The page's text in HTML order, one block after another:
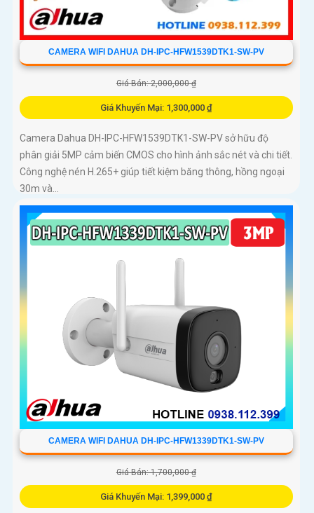
CAMERA WIFI DAHUA DH-IPC-HFW1539DTK1-SW-PV
Giá Bán: 2,000,000 ₫
Giá Khuyến Mại: 1,300,000 ₫
Camera Dahua DH-IPC-HFW1539DTK1-SW-PV sở hữu độ
phân giải 5MP cảm biến CMOS cho hình ảnh sắc nét và chi tiết.
Công nghệ nén H.265+ giúp tiết kiệm băng thông, hồng ngoại
30m và...
CAMERA WIFI DAHUA DH-IPC-HFW1339DTK1-SW-PV
Giá Bán: 1,700,000 ₫
Giá Khuyến Mại: 1,399,000 ₫